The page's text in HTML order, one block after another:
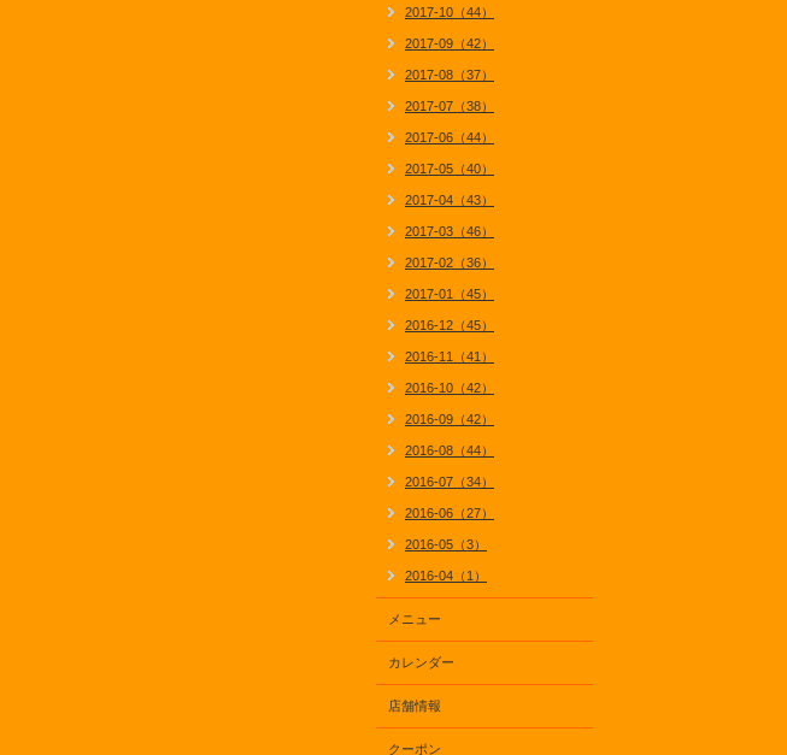
2017-10（44）
2017-09（42）
2017-08（37）
2017-07（38）
2017-06（44）
2017-05（40）
2017-04（43）
2017-03（46）
2017-02（36）
2017-01（45）
2016-12（45）
2016-11（41）
2016-10（42）
2016-09（42）
2016-08（44）
2016-07（34）
2016-06（27）
2016-05（3）
2016-04（1）
メニュー
カレンダー
店舗情報
クーポン